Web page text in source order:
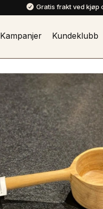
 Gratis frakt ved kjøp
Kampanjer Kundeklubb